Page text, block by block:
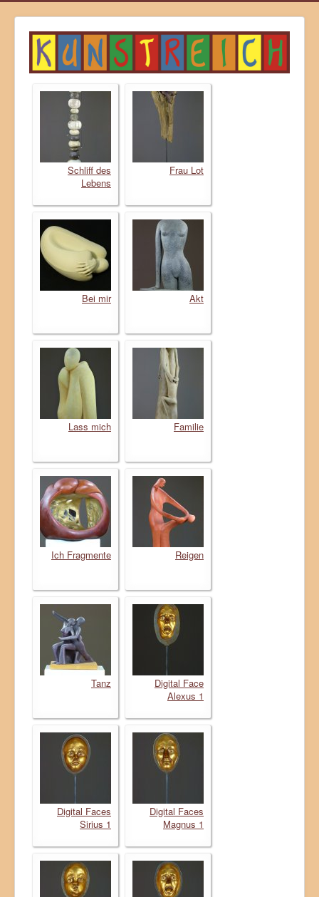
Schliff des
Lebens
Frau Lot
Bei mir Akt
Lass mich Familie
Ich Fragmente Reigen
Tanz
Digital Face
Alexus 1
Digital Faces
Sirius 1
Digital Faces
Magnus 1